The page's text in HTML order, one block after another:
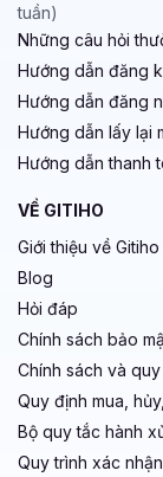
tuần)
Những câu hỏi
Hướng dẫn đăng
Hướng dẫn đăng
Hướng dẫn lấy lại
Hướng dẫn thanh
VỀ GITIHO
Giới thiệu về Gitiho
Blog
Hỏi đáp
Chính sách bảo
Chính sách và
Quy định mua,
Bộ quy tắc hành
Quy trình xác